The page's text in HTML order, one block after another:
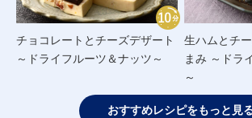
チョコレートとチーズデザート
～ドライフルーツ＆ナッツ～
生ハムとチ
まみ ～ドラ
～
おすすめレシピをもっと見